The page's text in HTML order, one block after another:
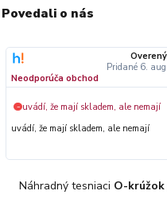
Povedali o nás
Pridané 6.
Neodporúča obchod
− uvádí, že mají skladem, ale nemají
uvádí, že mají skladem, ale nemají
Náhradný tesniaci O-krúžok